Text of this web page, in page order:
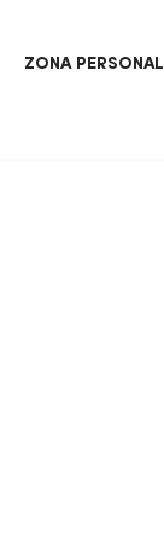
ZONA PERSONAL